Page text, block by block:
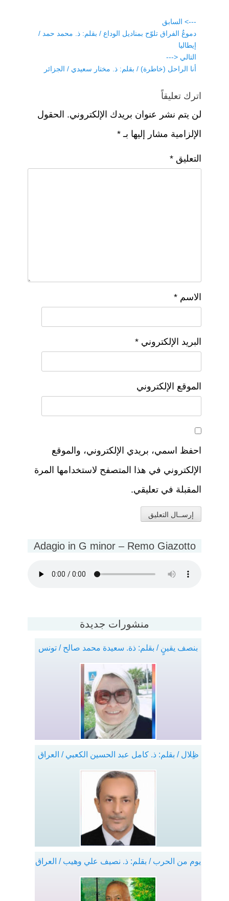
b
o
o
k
p
m
تصفّح
المقالات
---> السابق
Previous
post:
دموعٌ الفراق تلوّح بمناديل الوداع / بقلم: ذ. محمد حمد /
إيطاليا
التالي <---
Next
أنا الراحل (خاطرة) / بقلم: ذ. مختار سعيدي / الجزائر
اترك تعليقاً
لن يتم نشر عنوان بريدك الإلكتروني. الحقول
الإلزامية مشار إليها بـ *
التعليق *
الاسم *
البريد الإلكتروني *
الموقع الإلكتروني
احفظ اسمي، بريدي الإلكتروني، والموقع
الإلكتروني في هذا المتصفح لاستخدامها المرة
المقبلة في تعليقي.
Adagio in G minor – Remo Giazotto
منشورات جديدة
بنصف يقينٍ / بقلم: ذة. سعيدة محمد صالح / تونس
ظِلال / بقلم: ذ. كامل عبد الحسين الكعبي / العراق
يوم من الحرب / بقلم: ذ. نصيف علي وهيب / العراق